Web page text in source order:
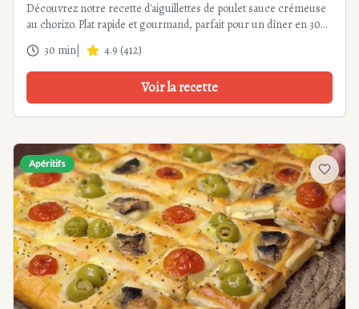
Découvrez notre recette d'aiguillettes de poulet sauce crémeuse
au chorizo. Plat rapide et gourmand, parfait pour un dîner en 30
min. Équilibre parfait entre tendreté et saveurs fumées.
30 min 4.9 (412)
Voir la recette
Apéritifs